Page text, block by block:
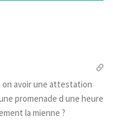
avoir une attestation
promenade d une heure
la mienne ?